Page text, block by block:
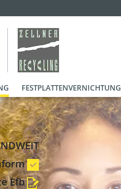
FESTPLATTENVERNICHTUNG
Efb